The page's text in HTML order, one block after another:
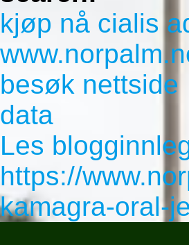
kjøp nå cialis
besøk nettside
data
Les
https://
kamagra-oral-